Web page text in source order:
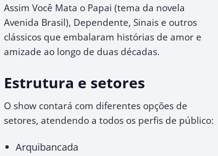
Assim Você Mata o Papai (tema da novela
Avenida Brasil), Dependente, Sinais e outros
clássicos que embalaram histórias de amor e
amizade ao longo de duas décadas.
Estrutura e setores
O show contará com diferentes opções de
setores, atendendo a todos os perfis de público:
Arquibancada